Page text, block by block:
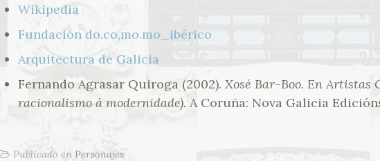
Wikipedia
Fundación do.co,mo.mo_ibérico
Arquitectura de Galicia
Fernando Agrasar Quiroga (2002). Xosé Bar-Boo. En Artistas
racionalismo á modernidade). A Coruña: Nova Galicia
Publicado en Personajes